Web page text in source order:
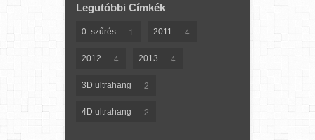
Legutóbbi Címkék
0. szűrés 1 2011 4
2012 4 2013 4
3D ultrahang 2
4D ultrahang 2